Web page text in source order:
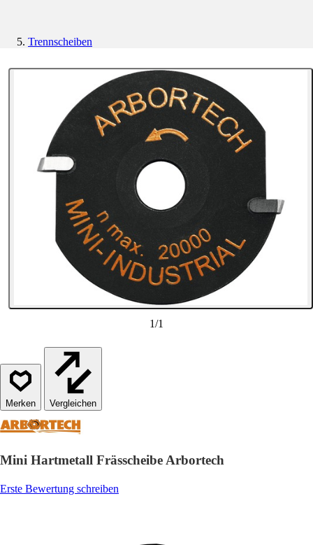
Trennscheiben
1/1
Vergleichen
Mini Hartmetall Frässcheibe Arbortech
Erste Bewertung schreiben